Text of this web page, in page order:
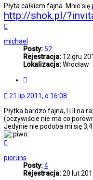
Płyta całkiem fajna. Mnie się
http://shok.pl/
michael
Posty:52
Rejestracja: 12 gru
Lokalizacja:Wrocław
21 lip 2011, o 16:08
Płytka bardzo fajna, I i II na
(oczywiście nie ma co
Jedynie nie podoba mi się
pioruns
Posty:4
Rejestracja:20 lut